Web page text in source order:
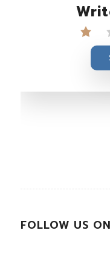
FOLLOW US